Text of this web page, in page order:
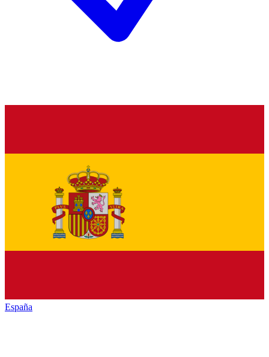
España